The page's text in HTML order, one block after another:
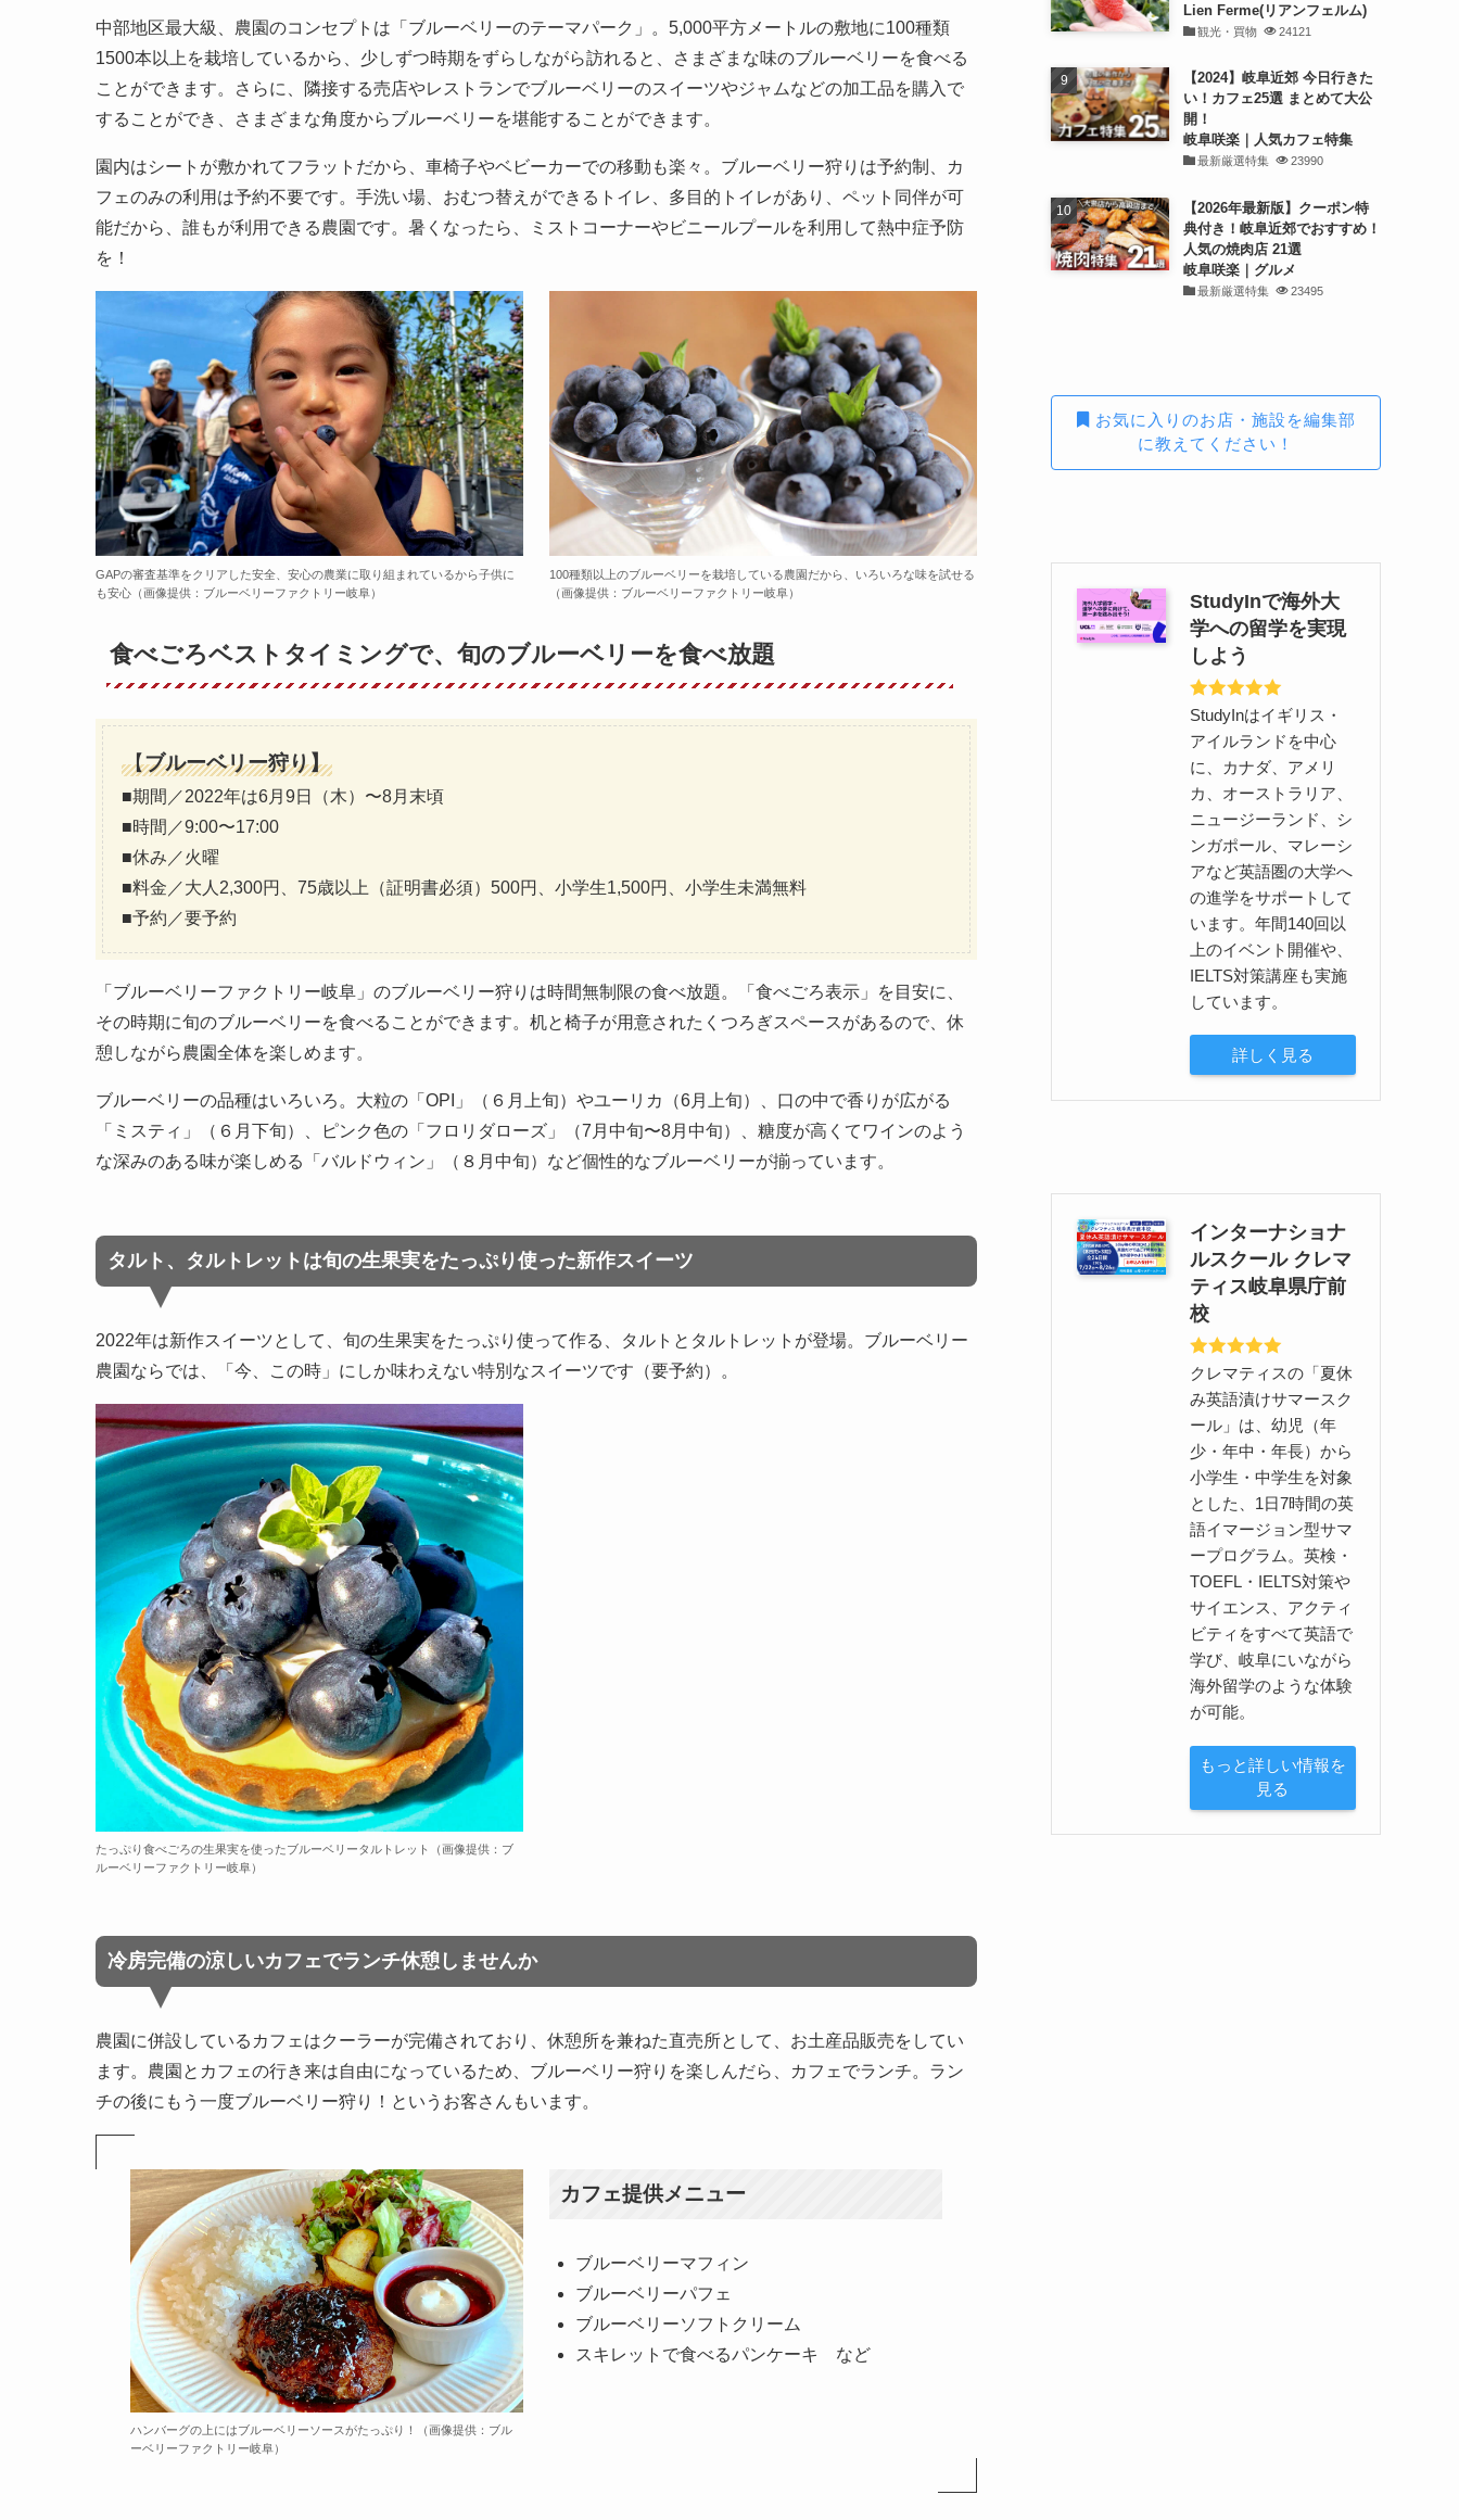
中部地区最大級、農園のコンセプトは「ブルーベリーのテーマパーク」。5,000平方メートルの敷地に100種類
1500本以上を栽培しているから、少しずつ時期をずらしながら訪れると、さまざまな味のブルーベリーを食べる
ことができます。さらに、隣接する売店やレストランでブルーベリーのスイーツやジャムなどの加工品を購入で
することができ、さまざまな角度からブルーベリーを堪能することができます。
園内はシートが敷かれてフラットだから、車椅子やベビーカーでの移動も楽々。ブルーベリー狩りは予約制、カ
フェのみの利用は予約不要です。手洗い場、おむつ替えができるトイレ、多目的トイレがあり、ペット同伴が可
能だから、誰もが利用できる農園です。暑くなったら、ミストコーナーやビニールプールを利用して熱中症予防
を！
GAPの審査基準をクリアした安全、安心の農業に取り組まれているから子供に
も安心（画像提供：ブルーベリーファクトリー岐阜）
100種類以上のブルーベリーを栽培している農園だから、いろいろな味を試せる
（画像提供：ブルーベリーファクトリー岐阜）
食べごろベストタイミングで、旬のブルーベリーを食べ放題
【ブルーベリー狩り】
■期間／2022年は6月9日（木）〜8月末頃
■時間／9:00〜17:00
■休み／火曜
■料金／大人2,300円、75歳以上（証明書必須）500円、小学生1,500円、小学生未満無料
■予約／要予約
「ブルーベリーファクトリー岐阜」のブルーベリー狩りは時間無制限の食べ放題。「食べごろ表示」を目安に、
その時期に旬のブルーベリーを食べることができます。机と椅子が用意されたくつろぎスペースがあるので、休
憩しながら農園全体を楽しめます。
ブルーベリーの品種はいろいろ。大粒の「OPI」（６月上旬）やユーリカ（6月上旬）、口の中で香りが広がる
「ミスティ」（６月下旬）、ピンク色の「フロリダローズ」（7月中旬〜8月中旬）、糖度が高くてワインのよう
な深みのある味が楽しめる「バルドウィン」（８月中旬）など個性的なブルーベリーが揃っています。
タルト、タルトレットは旬の生果実をたっぷり使った新作スイーツ
2022年は新作スイーツとして、旬の生果実をたっぷり使って作る、タルトとタルトレットが登場。ブルーベリー
農園ならでは、「今、この時」にしか味わえない特別なスイーツです（要予約）。
たっぷり食べごろの生果実を使ったブルーベリータルトレット（画像提供：ブ
ルーベリーファクトリー岐阜）
冷房完備の涼しいカフェでランチ休憩しませんか
農園に併設しているカフェはクーラーが完備されており、休憩所を兼ねた直売所として、お土産品販売をしてい
ます。農園とカフェの行き来は自由になっているため、ブルーベリー狩りを楽しんだら、カフェでランチ。ラン
チの後にもう一度ブルーベリー狩り！というお客さんもいます。
ハンバーグの上にはブルーベリーソースがたっぷり！（画像提供：ブル
ーベリーファクトリー岐阜）
カフェ提供メニュー
ブルーベリーマフィン
ブルーベリーパフェ
ブルーベリーソフトクリーム
スキレットで食べるパンケーキ など
Lien Ferme(リアンフェルム)
観光・買物 24121
【2024】岐阜近郊 今日行きた
い！カフェ25選 まとめて大公
開！
岐阜咲楽｜人気カフェ特集
最新厳選特集 23990
【2026年最新版】クーポン特
典付き！岐阜近郊でおすすめ！
人気の焼肉店 21選
岐阜咲楽｜グルメ
最新厳選特集 23495
お気に入りのお店・施設を編集部
に教えてください！
StudyInで海外大
学への留学を実現
しよう
StudyInはイギリス・
アイルランドを中心
に、カナダ、アメリ
カ、オーストラリア、
ニュージーランド、シ
ンガポール、マレーシ
アなど英語圏の大学へ
の進学をサポートして
います。年間140回以
上のイベント開催や、
IELTS対策講座も実施
しています。
詳しく見る
インターナショナ
ルスクール クレマ
ティス岐阜県庁前
校
クレマティスの「夏休
み英語漬けサマースク
ール」は、幼児（年
少・年中・年長）から
小学生・中学生を対象
とした、1日7時間の英
語イマージョン型サマ
ープログラム。英検・
TOEFL・IELTS対策や
サイエンス、アクティ
ビティをすべて英語で
学び、岐阜にいながら
海外留学のような体験
が可能。
もっと詳しい情報を
見る